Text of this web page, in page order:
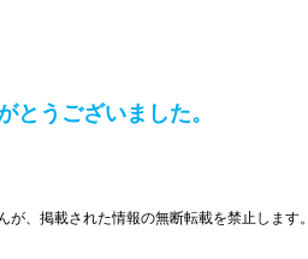
とうございました。
、掲載された情報の無断転載を禁止します。